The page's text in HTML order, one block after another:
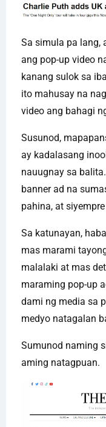
Sa simula pa lang,
ang pop-up video
kanang sulok sa
ito mahusay na
video ang bahagi
Susunod,
ay kadalasang
nauugnay sa
banner ad na
pahina, at
Sa katunayan,
mas marami
malalaki at mas
maraming pop-up
dami ng media sa
medyo natagalan
Sumunod naming
aming natagpuan.